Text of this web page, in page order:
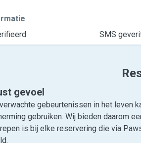
SMS
gevoel
gebeurtenissen in het leven
gebruiken. Wij bieden daarom
is bij elke reservering die via